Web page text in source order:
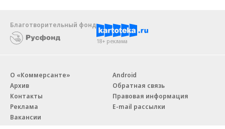
Благотворительный фонд
18+ реклама
О «Коммерсанте»
Архив
Контакты
Реклама
Вакансии
Android
Обратная связь
Правовая информация
E-mail рассылки